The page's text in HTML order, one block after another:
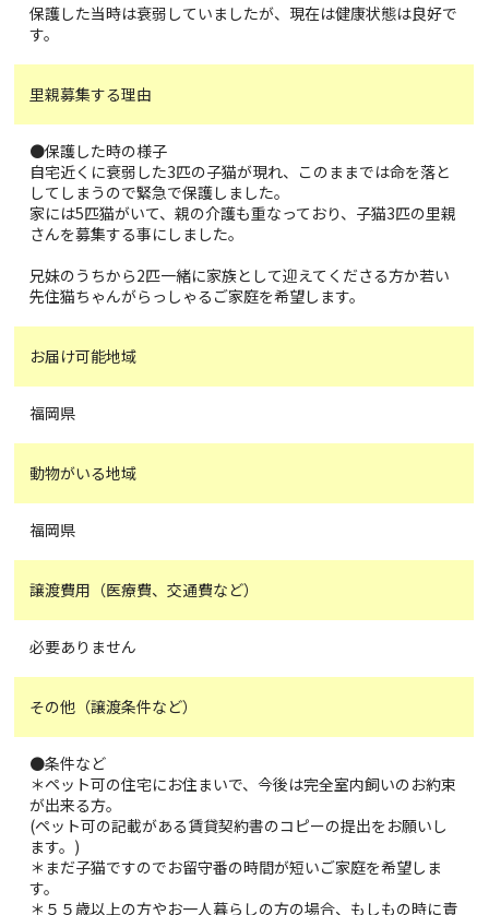
保護した当時は衰弱していましたが、現在は健康状態は良好で
す。
里親募集する理由
●保護した時の様子
自宅近くに衰弱した3匹の子猫が現れ、このままでは命を落と
してしまうので緊急で保護しました。
家には5匹猫がいて、親の介護も重なっており、子猫3匹の里親
さんを募集する事にしました。
兄妹のうちから2匹一緒に家族として迎えてくださる方か若い
先住猫ちゃんがらっしゃるご家庭を希望します。
お届け可能地域
福岡県
動物がいる地域
福岡県
譲渡費用（医療費、交通費など）
必要ありません
その他（譲渡条件など）
●条件など
＊ペット可の住宅にお住まいで、今後は完全室内飼いのお約束
が出来る方。
(ペット可の記載がある賃貸契約書のコピーの提出をお願いし
ます。)
＊まだ子猫ですのでお留守番の時間が短いご家庭を希望しま
す。
＊５５歳以上の方やお一人暮らしの方の場合、もしもの時に責